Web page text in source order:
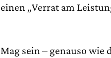
einen „Verrat am
Mag sein – genauso wie